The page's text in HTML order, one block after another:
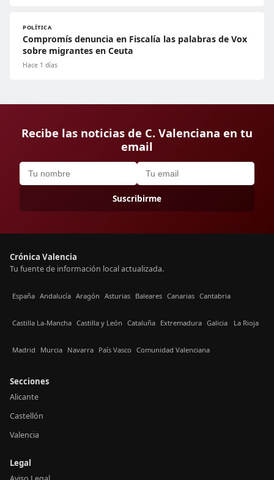
POLÍTICA
Compromís denuncia en Fiscalía las palabras de Vox
sobre migrantes en Ceuta
Hace 1 días
Recibe las noticias de C. Valenciana en tu
email
Suscribirme
Crónica Valencia
Tu fuente de información local actualizada.
España Andalucía Aragón Asturias Baleares Canarias Cantabria
Castilla La-Mancha Castilla y León Cataluña Extremadura Galicia La Rioja
Madrid Murcia Navarra País Vasco Comunidad Valenciana
Secciones
Alicante
Castellón
Valencia
Legal